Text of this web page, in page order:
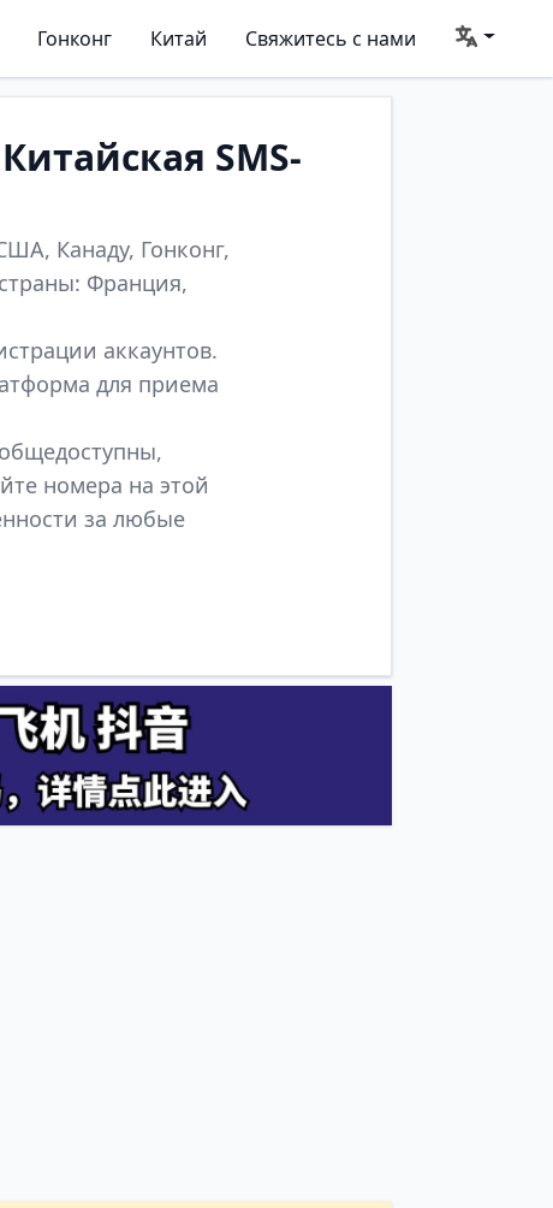
Гонконг Китай Свяжитесь с нами
SMS-
Канаду, Гонконг,
Франция,
аккаунтов.
для приема
номера на этой
за любые